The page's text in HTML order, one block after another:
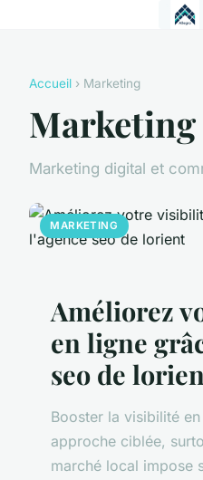
Accueil › Marketing
Marketing
Marketing digital et
MARKETING
Améliorez
en ligne
seo de
Booster la visibilité
approche ciblée,
marché local impose